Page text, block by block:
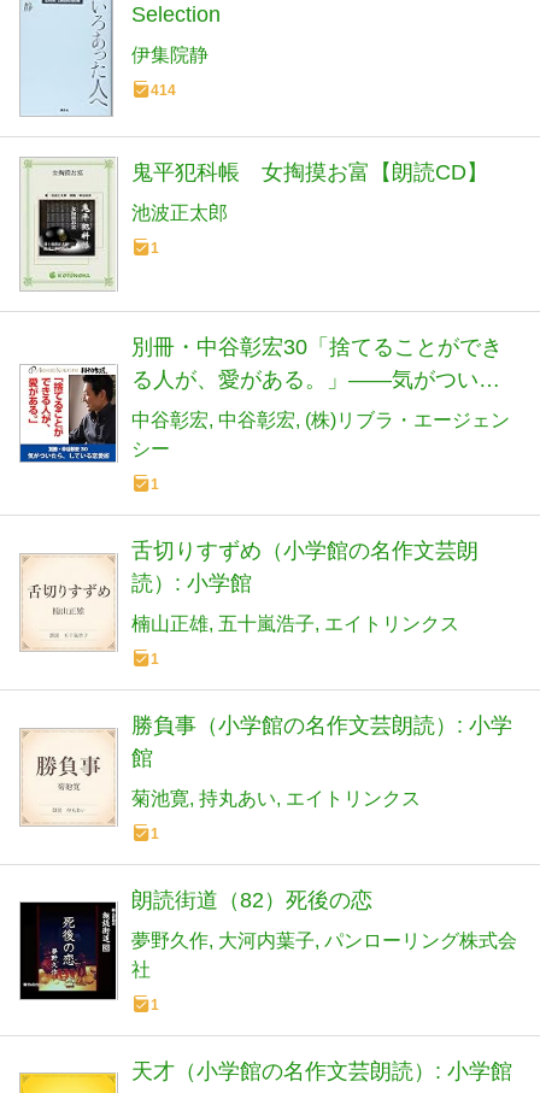
Selection
伊集院静
414
鬼平犯科帳 女掏摸お富【朗読CD】
池波正太郎
1
別冊・中谷彰宏30「捨てることができ
る人が、愛がある。」――気がついた
ら、している恋愛術
中谷彰宏 中谷彰宏 (株)リブラ・エージェン
シー
1
舌切りすずめ（小学館の名作文芸朗
読）: 小学館
楠山正雄 五十嵐浩子 エイトリンクス
1
勝負事（小学館の名作文芸朗読）: 小学
館
菊池寛 持丸あい エイトリンクス
1
朗読街道（82）死後の恋
夢野久作 大河内葉子 パンローリング株式会
社
1
天才（小学館の名作文芸朗読）: 小学館